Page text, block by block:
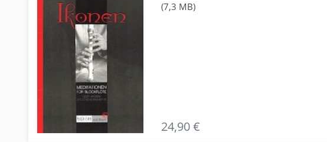
(7,3 MB)
24,90 €